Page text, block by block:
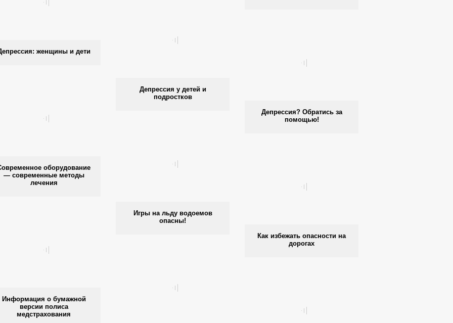
женщины и дети
Депрессия у детей и
подростков
Депрессия? Обратись за
помощью!
оборудование
— современные методы
лечения
Игры на льду водоемов
опасны!
Как избежать опасности на
дорогах
Информация о бумажной
версии полиса
медстрахования